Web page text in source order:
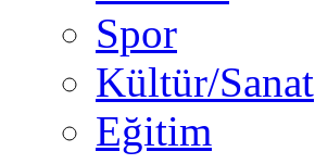
Spor
Kültür/Sanat
Eğitim